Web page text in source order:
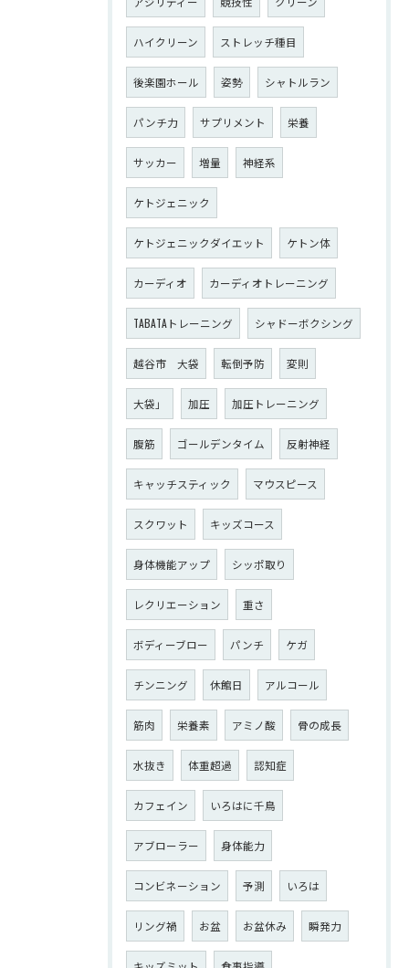
ハイクリーン ストレッチ種目
後楽園ホール 姿勢 シャトルラン
パンチ力 サプリメント 栄養
サッカー 増量 神経系
ケトジェニック
ケトジェニックダイエット ケトン体
カーディオ カーディオトレーニング
TABATAトレーニング シャドーボクシング
越谷市 大袋 転倒予防 変則
大袋」 加圧 加圧トレーニング
腹筋 ゴールデンタイム 反射神経
キャッチスティック マウスピース
スクワット キッズコース
身体機能アップ シッポ取り
レクリエーション 重さ
ボディーブロー パンチ ケガ
チンニング 休館日 アルコール
筋肉 栄養素 アミノ酸 骨の成長
水抜き 体重超過 認知症
カフェイン いろはに千鳥
アブローラー 身体能力
コンビネーション 予測 いろは
リング禍 お盆 お盆休み 瞬発力